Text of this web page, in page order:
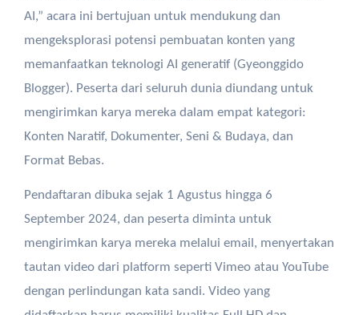
AI,” acara ini bertujuan untuk mendukung dan
mengeksplorasi potensi pembuatan konten yang
memanfaatkan teknologi AI generatif​ (Gyeonggido
Blogger). Peserta dari seluruh dunia diundang untuk
mengirimkan karya mereka dalam empat kategori:
Konten Naratif, Dokumenter, Seni & Budaya, dan
Format Bebas.
Pendaftaran dibuka sejak 1 Agustus hingga 6
September 2024, dan peserta diminta untuk
mengirimkan karya mereka melalui email, menyertakan
tautan video dari platform seperti Vimeo atau YouTube
dengan perlindungan kata sandi. Video yang